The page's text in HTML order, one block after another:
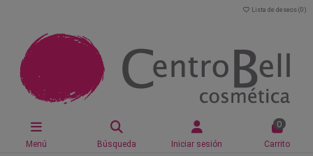
Lista de deseos (0 )
Menú Búsqueda Iniciar sesión
0
Carrito